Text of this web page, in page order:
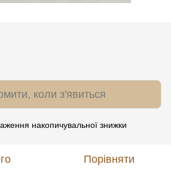
коли з'явиться
накопичувальної знижки
Порівняти